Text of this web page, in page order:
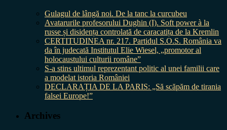
Gulagul de lângă noi. De la tanc la curcubeu
Avatarurile profesorului Dughin (I). Soft power à la
russe și disidența controlată de caracatița de la Kremlin
CERTITUDINEA nr. 217. Partidul S.O.S. România va
da în judecată Institutul Elie Wiesel, „promotor al
holocaustului culturii române”
S-a stins ultimul reprezentant politic al unei familii care
a modelat istoria României
DECLARAȚIA DE LA PARIS: „Să scăpăm de tirania
falsei Europe!”
Archives